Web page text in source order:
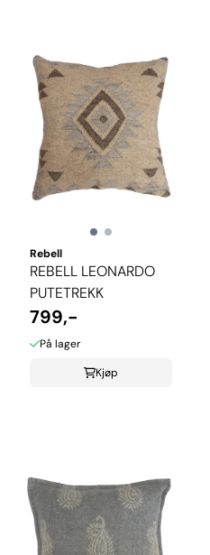
Rebell
REBELL LEONARDO
PUTETREKK
799,-
På lager
Kjøp